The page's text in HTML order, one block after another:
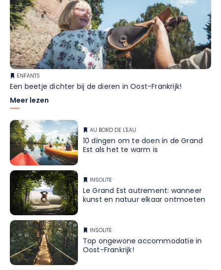
ENFANTS
Een beetje dichter bij de dieren in Oost-Frankrijk!
Meer lezen
AU BORD DE L'EAU
10 dingen om te doen in de Grand
Est als het te warm is
INSOLITE
Le Grand Est autrement: wanneer
kunst en natuur elkaar ontmoeten
INSOLITE
Top ongewone accommodatie in
Oost-Frankrijk!